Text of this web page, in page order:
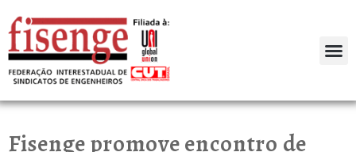
Fisenge promove encontro de